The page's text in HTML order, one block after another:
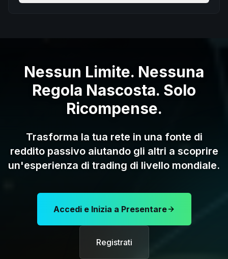
Nessun Limite. Nessuna
Regola Nascosta. Solo
Ricompense.
Trasforma la tua rete in una fonte di
reddito passivo aiutando gli altri a scoprire
un'esperienza di trading di livello mondiale.
Accedi e Inizia a Presentare
Registrati